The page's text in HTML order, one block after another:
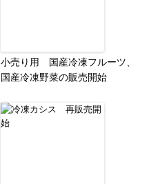
小売り用 国産冷凍フルーツ、
国産冷凍野菜の販売開始